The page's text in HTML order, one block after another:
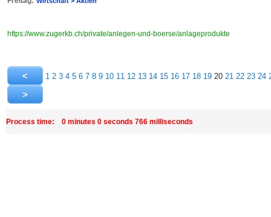
https://www.zugerkb.ch/private/anlegen-und-boerse/anlageprodukte
1 2 3 4 5 6 7 8 9 10 11 12 13 14 15 16 17 18 19 20 21 22 23 24
Process time: 0 minutes 0 seconds 766 milliseconds